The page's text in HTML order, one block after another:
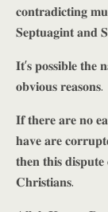
𝐜𝐨𝐧𝐭𝐫𝐚𝐝𝐢𝐜𝐭𝐢𝐧𝐠
𝐒𝐞𝐩𝐭𝐮𝐚𝐠𝐢𝐧𝐭 𝐚𝐧𝐝
𝐈𝐭’𝐬 𝐩𝐨𝐬𝐬𝐢𝐛𝐥𝐞
𝐨𝐛𝐯𝐢𝐨𝐮𝐬 𝐫𝐞𝐚𝐬𝐨𝐧𝐬.
𝐈𝐟 𝐭𝐡𝐞𝐫𝐞 𝐚𝐫𝐞 𝐧𝐨
𝐡𝐚𝐯𝐞 𝐚𝐫𝐞
𝐭𝐡𝐞𝐧 𝐭𝐡𝐢𝐬
𝐂𝐡𝐫𝐢𝐬𝐭𝐢𝐚𝐧𝐬.